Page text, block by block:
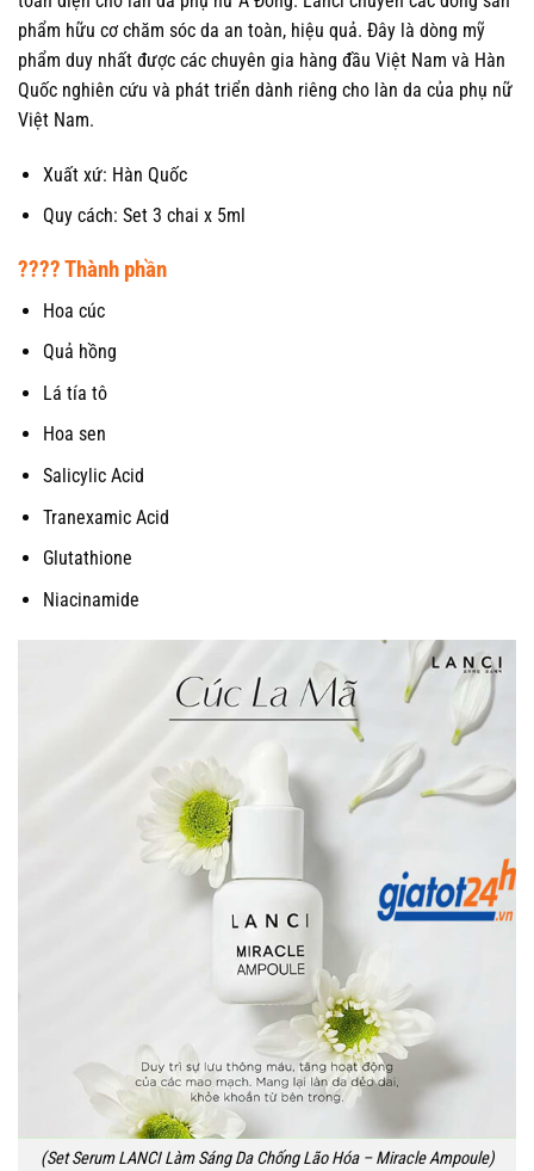
phẩm hữu cơ chăm sóc da an toàn, hiệu quả. Đây là dòng mỹ
phẩm duy nhất được các chuyên gia hàng đầu Việt Nam và Hàn
Quốc nghiên cứu và phát triển dành riêng cho làn da của phụ nữ
Việt Nam.
Xuất xứ: Hàn Quốc
Quy cách: Set 3 chai x 5ml
???? Thành phần
Hoa cúc
Quả hồng
Lá tía tô
Hoa sen
Salicylic Acid
Tranexamic Acid
Glutathione
Niacinamide
(Set Serum LANCI Làm Sáng Da Chống Lão Hóa – Miracle Ampoule)